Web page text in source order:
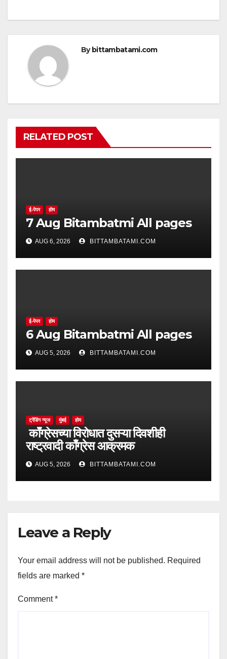
By bittambatami.com
RELATED POST
ई-पेपर होम
7 Aug Bitambatmi All pages
AUG 6, 2026 BITTAMBATAMI.COM
ई-पेपर होम
6 Aug Bitambatmi All pages
AUG 5, 2026 BITTAMBATAMI.COM
ट्रेंडिंग न्यूज मुंबई होम
काँग्रेसच्या विरोधात दुसऱ्या दिवशीही
राष्ट्रवादी काँग्रेस आक्रमक
AUG 5, 2026 BITTAMBATAMI.COM
Leave a Reply
Your email address will not be published. Required
fields are marked *
Comment*